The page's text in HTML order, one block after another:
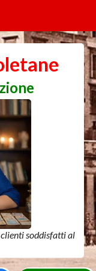
soddisfatti al